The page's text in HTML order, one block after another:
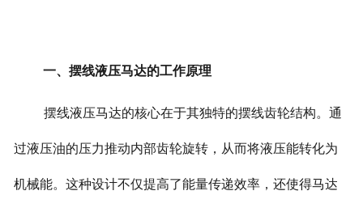
一、摆线液压马达的工作原理
摆线液压马达的核心在于其独特的摆线齿轮结构。通
过液压油的压力推动内部齿轮旋转，从而将液压能转化为
机械能。这种设计不仅提高了能量传递效率，还使得马达